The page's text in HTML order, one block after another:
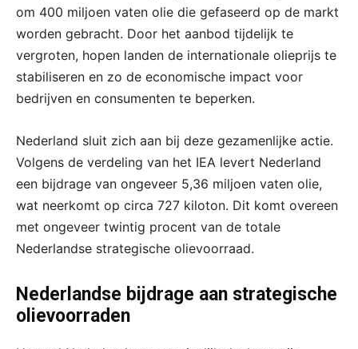
om 400 miljoen vaten olie die gefaseerd op de markt
worden gebracht. Door het aanbod tijdelijk te
vergroten, hopen landen de internationale olieprijs te
stabiliseren en zo de economische impact voor
bedrijven en consumenten te beperken.
Nederland sluit zich aan bij deze gezamenlijke actie.
Volgens de verdeling van het IEA levert Nederland
een bijdrage van ongeveer 5,36 miljoen vaten olie,
wat neerkomt op circa 727 kiloton. Dit komt overeen
met ongeveer twintig procent van de totale
Nederlandse strategische olievoorraad.
Nederlandse bijdrage aan strategische
olievoorraden